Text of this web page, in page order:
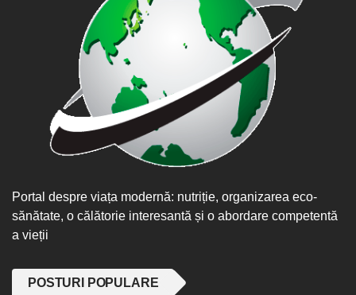
Portal despre viața modernă: nutriție, organizarea eco-
sănătate, o călătorie interesantă și o abordare competentă
a vieții
POSTURI POPULARE